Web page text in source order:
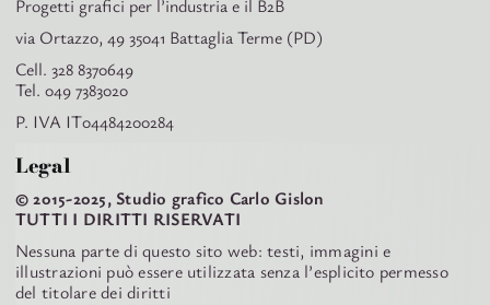
Progetti grafici per l’industria e il B2B
via Ortazzo, 49 35041 Battaglia Terme (PD)
Cell. 328 8370649
Tel. 049 7383020
P. IVA IT04484200284
Legal
© 2015-2025, Studio grafico Carlo Gislon
TUTTI I DIRITTI RISERVATI
Nessuna parte di questo sito web: testi, immagini e
illustrazioni può essere utilizzata senza l’esplicito permesso
del titolare dei diritti